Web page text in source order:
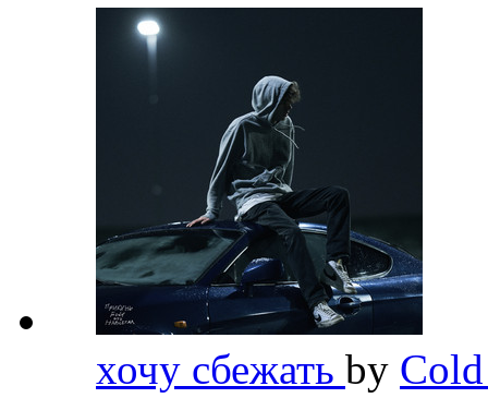
хочу сбежать by